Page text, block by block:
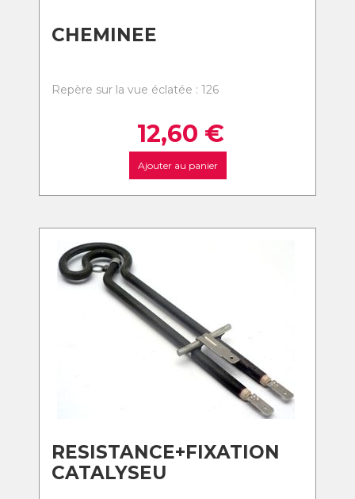
CHEMINEE
Repère sur la vue éclatée : 126
12,60 €
Ajouter au panier
RESISTANCE+FIXATION
CATALYSEU